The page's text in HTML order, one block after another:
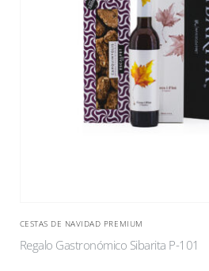
CESTAS DE NAVIDAD PREMIUM
Regalo Gastronómico Sibarita P-101